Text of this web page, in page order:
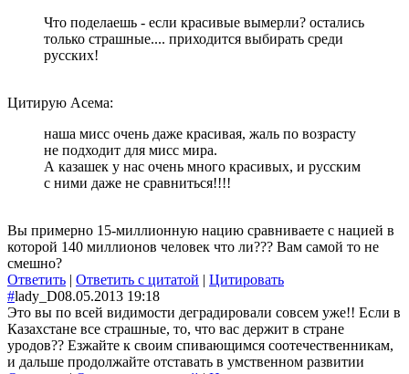
Что поделаешь - если красивые вымерли? остались
только страшные.... приходится выбирать среди
русских!
Цитирую Асема:
наша мисс очень даже красивая, жаль по возрасту
не подходит для мисс мира.
А казашек у нас очень много красивых, и русским
с ними даже не сравниться!!!!
Вы примерно 15-миллионную нацию сравниваете с нацией в
которой 140 миллионов человек что ли??? Вам самой то не
смешно?
Ответить | Ответить с цитатой | Цитировать
#lady_D08.05.2013 19:18
Это вы по всей видимости деградировали совсем уже!! Если в
Казахстане все страшные, то, что вас держит в стране
уродов?? Езжайте к своим спивающимся соотечественникам,
и дальше продолжайте отставать в умственном развитии